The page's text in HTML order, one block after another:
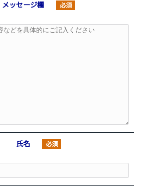
メッセージ欄 必須
氏名 必須